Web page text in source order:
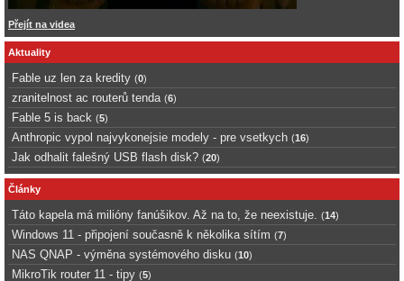
Přejít na videa
Aktuality
Fable uz len za kredity (0)
zranitelnost ac routerů tenda (6)
Fable 5 is back (5)
Anthropic vypol najvykonejsie modely - pre vsetkych (16)
Jak odhalit falešný USB flash disk? (20)
Články
Táto kapela má milióny fanúšikov. Až na to, že neexistuje. (14)
Windows 11 - připojení současně k několika sítím (7)
NAS QNAP - výměna systémového disku (10)
MikroTik router 11 - tipy (5)